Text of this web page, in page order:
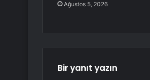
Ağustos 5, 2026
Bir yanıt yazın